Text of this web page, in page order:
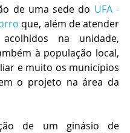
de uma sede do UFA -
que, além de atender
na unidade,
à população local,
e muito os municípios
o projeto na área da
de um ginásio de